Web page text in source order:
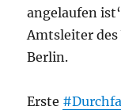
angelaufen
Amtsleiter
Berlin.
Erste